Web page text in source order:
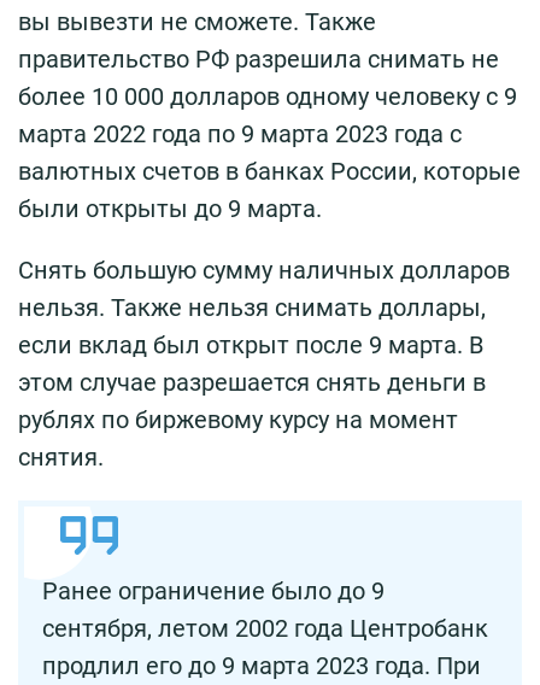
вы вывезти не сможете. Также
правительство РФ разрешила снимать не
более 10 000 долларов одному человеку с 9
марта 2022 года по 9 марта 2023 года с
валютных счетов в банках России, которые
были открыты до 9 марта.
Снять большую сумму наличных долларов
нельзя. Также нельзя снимать доллары,
если вклад был открыт после 9 марта. В
этом случае разрешается снять деньги в
рублях по биржевому курсу на момент
снятия.
Ранее ограничение было до 9
сентября, летом 2002 года Центробанк
продлил его до 9 марта 2023 года. При